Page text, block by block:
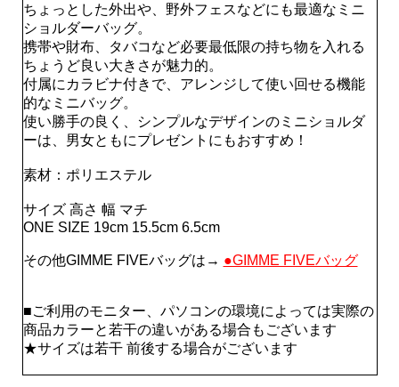
ちょっとした外出や、野外フェスなどにも最適なミニ
ショルダーバッグ。
携帯や財布、タバコなど必要最低限の持ち物を入れる
ちょうど良い大きさが魅力的。
付属にカラビナ付きで、アレンジして使い回せる機能
的なミニバッグ。
使い勝手の良く、シンプルなデザインのミニショルダ
ーは、男女ともにプレゼントにもおすすめ！
素材：ポリエステル
サイズ 高さ 幅 マチ
ONE SIZE 19cm 15.5cm 6.5cm
その他GIMME FIVEバッグは→ ●GIMME FIVEバッグ
■ご利用のモニター、パソコンの環境によっては実際の
商品カラーと若干の違いがある場合もございます
★サイズは若干 前後する場合がございます